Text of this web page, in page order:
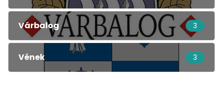
Várbalog 3
Vének 3